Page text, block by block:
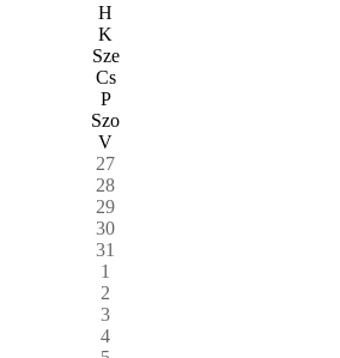
H
K
Sze
Cs
P
Szo
V
27
28
29
30
31
1
2
3
4